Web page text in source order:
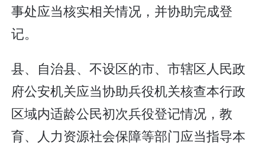
事处应当核实相关情况，并协助完成登
记。
县、自治县、不设区的市、市辖区人民政
府公安机关应当协助兵役机关核查本行政
区域内适龄公民初次兵役登记情况，教
育、人力资源社会保障等部门应当指导本